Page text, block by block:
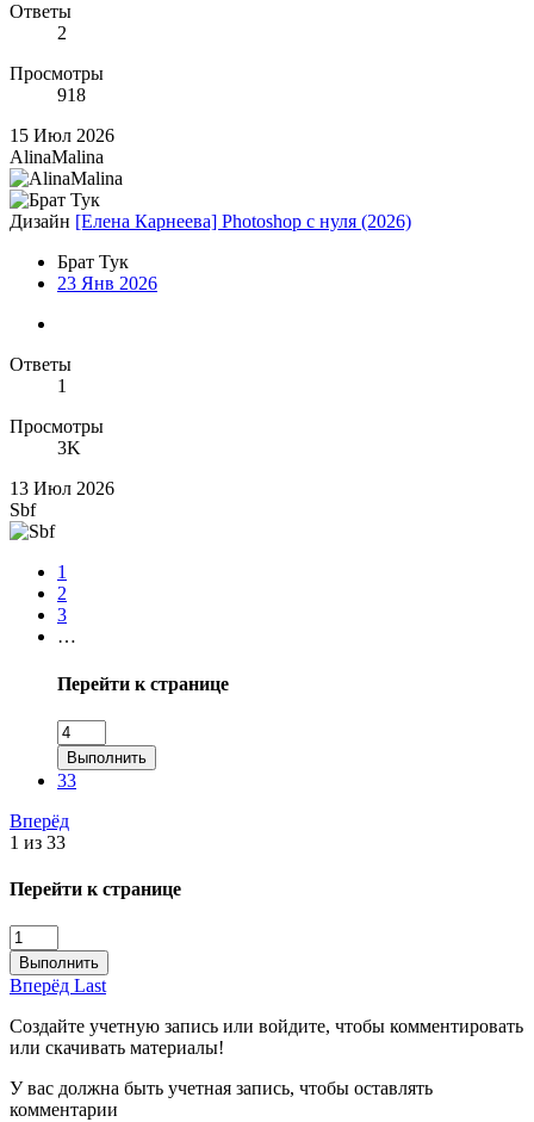
Ответы
2
Просмотры
918
15 Июл 2026
AlinaMalina
Дизайн [Елена Карнеева] Photoshop с нуля (2026)
Брат Тук
23 Янв 2026
Ответы
1
Просмотры
3K
13 Июл 2026
Sbf
1
2
3
…
Перейти к странице
Выполнить
33
Вперёд
1 из 33
Перейти к странице
Выполнить
Вперёд Last
Создайте учетную запись или войдите, чтобы комментировать
или скачивать материалы!
У вас должна быть учетная запись, чтобы оставлять
комментарии